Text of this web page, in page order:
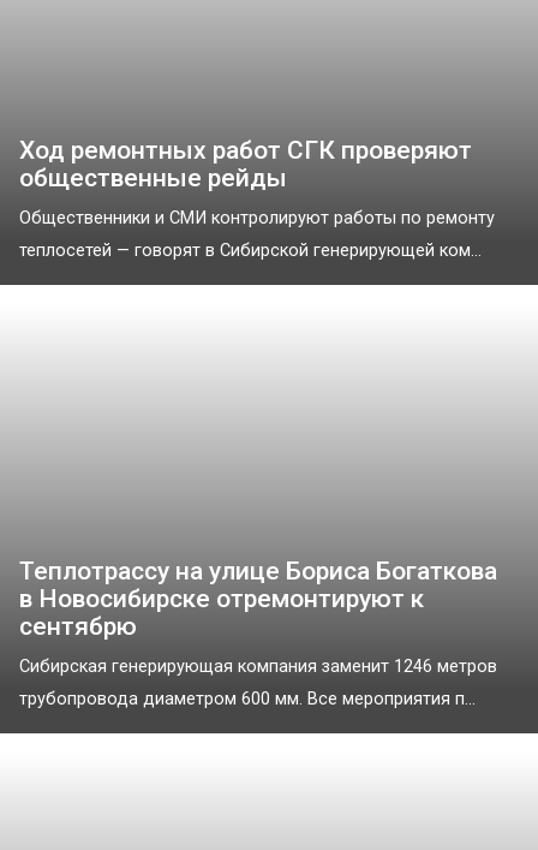
Ход ремонтных работ СГК проверяют
общественные рейды
Общественники и СМИ контролируют работы по ремонту
теплосетей — говорят в Сибирской генерирующей ком...
Теплотрассу на улице Бориса Богаткова
в Новосибирске отремонтируют к
сентябрю
Сибирская генерирующая компания заменит 1246 метров
трубопровода диаметром 600 мм. Все мероприятия п...